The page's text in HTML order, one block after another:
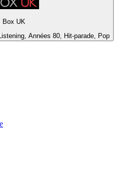
Box UK
Années 80, Hit-parade, Pop